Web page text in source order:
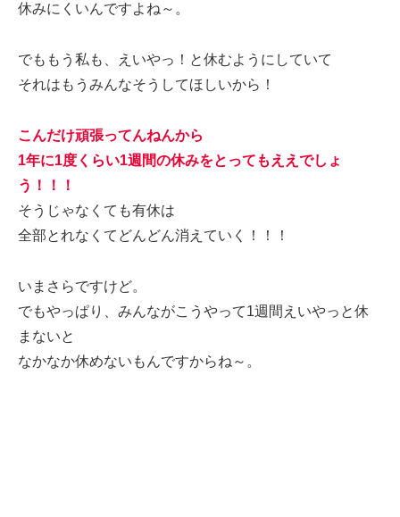
休みにくいんですよね～。
でももう私も、えいやっ！と休むようにしていて
それはもうみんなそうしてほしいから！
こんだけ頑張ってんねんから
1年に1度くらい1週間の休みをとってもええでしょ
う！！！
そうじゃなくても有休は
全部とれなくてどんどん消えていく！！！
いまさらですけど。
でもやっぱり、みんながこうやって1週間えいやっと休
まないと
なかなか休めないもんですからね～。